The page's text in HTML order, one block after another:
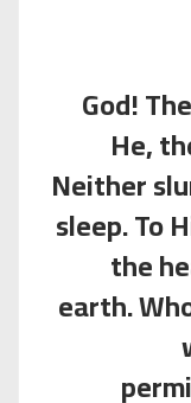
255 -
He,
Neither
sleep. To
the
earth.